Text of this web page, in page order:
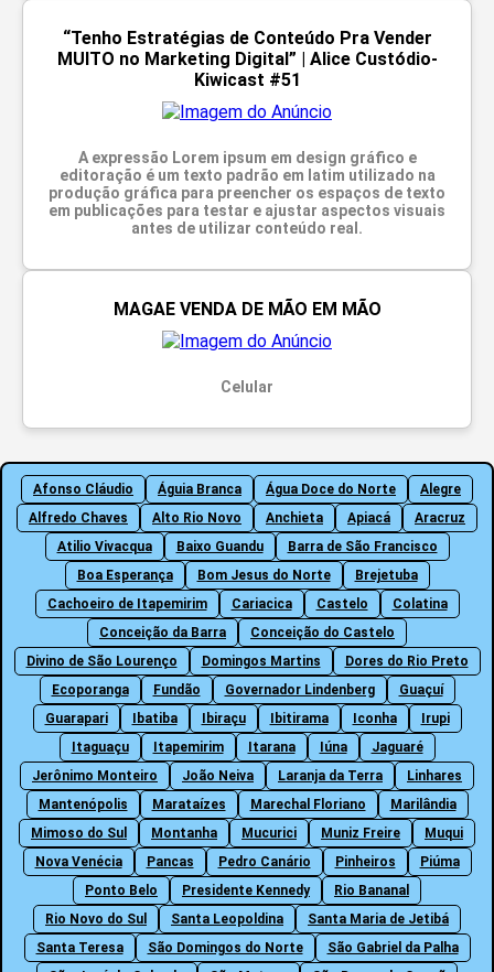
“Tenho Estratégias de Conteúdo Pra Vender
MUITO no Marketing Digital” | Alice Custódio-
Kiwicast #51
A expressão Lorem ipsum em design gráfico e
editoração é um texto padrão em latim utilizado na
produção gráfica para preencher os espaços de texto
em publicações para testar e ajustar aspectos visuais
antes de utilizar conteúdo real.
MAGAE VENDA DE MÃO EM MÃO
Celular
Afonso Cláudio Águia Branca Água Doce do Norte
Alegre
Alfredo Chaves
Alto Rio Novo Anchieta Apiacá
Aracruz
Atilio Vivacqua
Baixo Guandu
Barra de São Francisco
Boa Esperança
Bom Jesus do Norte
Brejetuba
Cachoeiro de Itapemirim
Cariacica Castelo
Colatina
Conceição da Barra
Conceição do Castelo
Divino de São Lourenço
Domingos Martins
Dores do Rio Preto
Ecoporanga
Fundão Governador Lindenberg
Guaçuí
Guarapari
Ibatiba Ibiraçu Ibitirama Iconha
Irupi
Itaguaçu
Itapemirim Itarana Iúna
Jaguaré
Jerônimo Monteiro
João Neiva Laranja da Terra
Linhares
Mantenópolis
Marataízes Marechal Floriano
Marilândia
Mimoso do Sul
Montanha Mucurici Muniz Freire
Muqui
Nova Venécia
Pancas Pedro Canário Pinheiros
Piúma
Ponto Belo
Presidente Kennedy
Rio Bananal
Rio Novo do Sul
Santa Leopoldina
Santa Maria de Jetibá
Santa Teresa
São Domingos do Norte
São Gabriel da Palha